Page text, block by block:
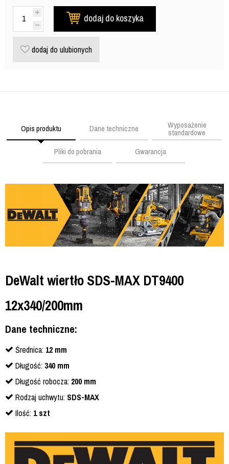
dodaj do koszyka
dodaj do ulubionych
Opis produktu Dane techniczne Wyposażenie
standardowe
Pliki do pobrania
Gwarancja
DeWalt wiertło SDS-MAX DT9400
12x340/200mm
Dane techniczne:
Średnica: 12 mm
Długość: 340 mm
Długość robocza: 200 mm
Rodzaj uchwytu: SDS-MAX
Ilość: 1 szt